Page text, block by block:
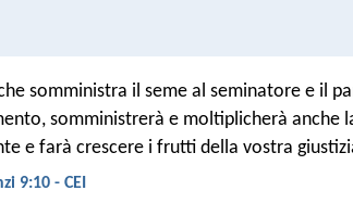
somministra il seme al seminatore e il
somministrerà e moltiplicherà anche
e farà crescere i frutti della vostra
9:10 - CEI